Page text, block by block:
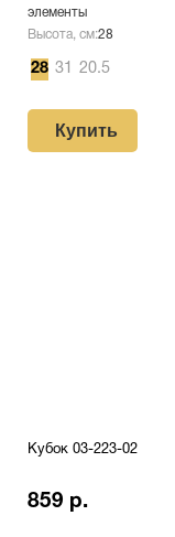
элементы
Высота, см:28
28 31 20.5
Купить
Кубок 03-223-02
859 р.